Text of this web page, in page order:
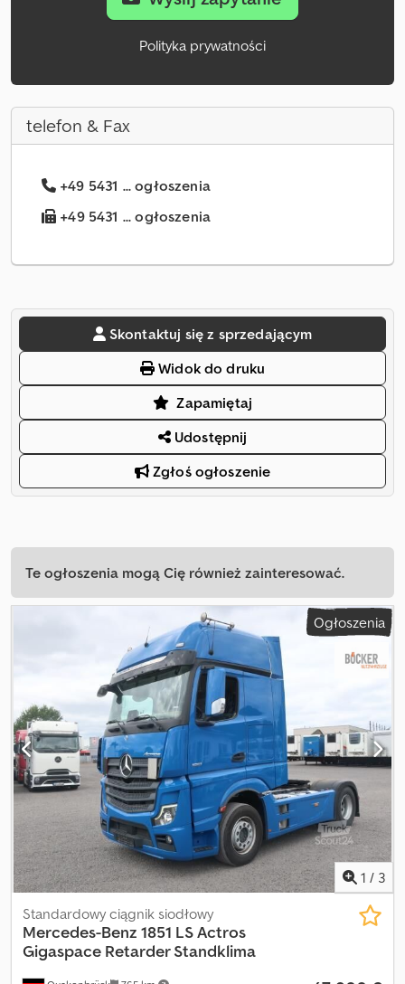
Polityka prywatności
telefon & Fax
+49 5431 ... ogłoszenia
+49 5431 ... ogłoszenia
Skontaktuj się z sprzedającym
Widok do druku
Zapamiętaj
Udostępnij
Zgłoś ogłoszenie
Te ogłoszenia mogą Cię również zainteresować.
Ogłoszenia
1 / 3
Standardowy ciągnik siodłowy
Mercedes-Benz 1851 LS Actros
Gigaspace Retarder Standklima